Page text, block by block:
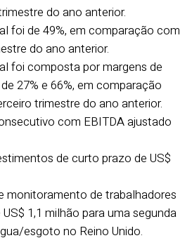
do ano anterior.
foi de 49%, em comparação com
do ano anterior.
foi composta por margens de
27% e 66%, em comparação
trimestre do ano anterior.
com EBITDA ajustado
de curto prazo de US$
monitoramento de trabalhadores
1,1 milhão para uma segunda
esgoto no Reino Unido.